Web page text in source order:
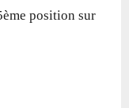
position sur